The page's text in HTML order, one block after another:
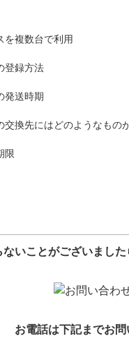
を複数台で利用
登録方法
発送時期
交換先にはどのようなもの
限
ないことがございまし
お電話は下記までお